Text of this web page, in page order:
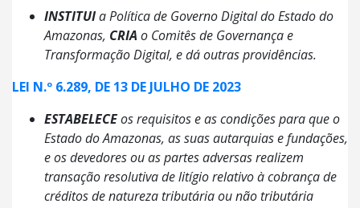
INSTITUIa Política de Governo Digital do Estado do
Amazonas, CRIA o Comitês de Governança e
Transformação Digital, e dá outras providências.
LEI N.º 6.289, DE 13 DE JULHO DE 2023
ESTABELECEos requisitos e as condições para que o
Estado do Amazonas, as suas autarquias e fundações,
e os devedores ou as partes adversas realizem
transação resolutiva de litígio relativo à cobrança de
créditos de natureza tributária ou não tributária